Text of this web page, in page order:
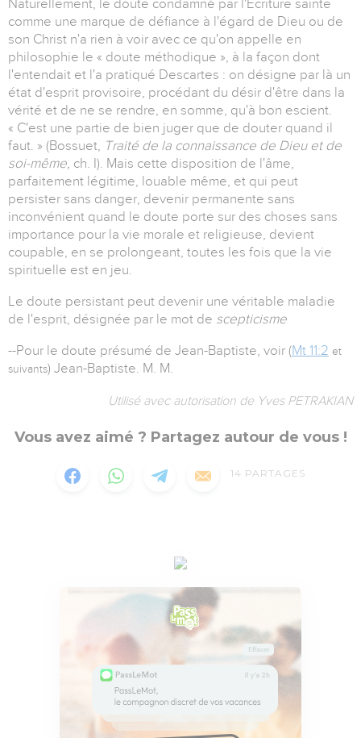
Naturellement, le doute condamné par l'Écriture sainte
comme une marque de défiance à l'égard de Dieu ou de
son Christ n'a rien à voir avec ce qu'on appelle en
philosophie le « doute méthodique », à la façon dont
l'entendait et l'a pratiqué Descartes : on désigne par là un
état d'esprit provisoire, procédant du désir d'être dans la
vérité et de ne se rendre, en somme, qu'à bon escient.
« C'est une partie de bien juger que de douter quand il
faut. » (Bossuet, Traité de la connaissance de Dieu et de
soi-même, ch. I). Mais cette disposition de l'âme,
parfaitement légitime, louable même, et qui peut
persister sans danger, devenir permanente sans
inconvénient quand le doute porte sur des choses sans
importance pour la vie morale et religieuse, devient
coupable, en se prolongeant, toutes les fois que la vie
spirituelle est en jeu.
Le doute persistant peut devenir une véritable maladie
de l'esprit, désignée par le mot de scepticisme
--Pour le doute présumé de Jean-Baptiste, voir (Mt 11:2 et
suivants) Jean-Baptiste. M. M.
Utilisé avec autorisation de Yves PETRAKIAN
Vous avez aimé ? Partagez autour de vous !
14 PARTAGES